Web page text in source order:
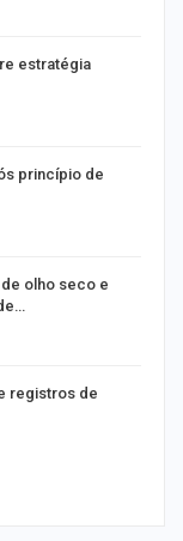
estratégia
princípio de
olho seco e
registros de